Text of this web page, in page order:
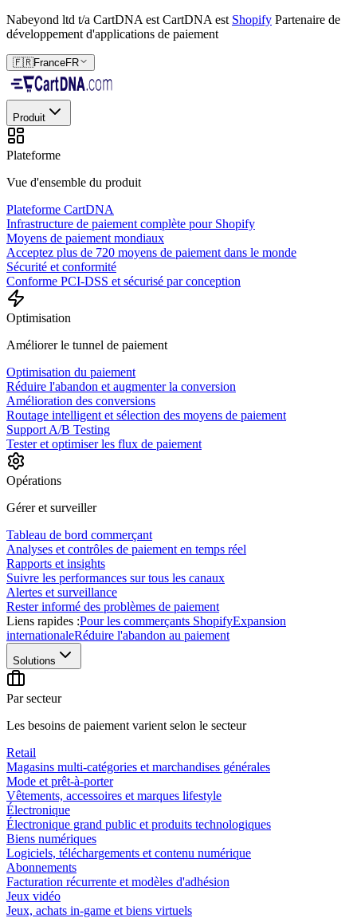
Nabeyond ltd t/a CartDNA est CartDNA est Shopify Partenaire de
développement d'applications de paiement
🇫🇷FranceFR
Produit
Plateforme
Vue d'ensemble du produit
Plateforme CartDNA
Infrastructure de paiement complète pour Shopify
Moyens de paiement mondiaux
Acceptez plus de 720 moyens de paiement dans le monde
Sécurité et conformité
Conforme PCI-DSS et sécurisé par conception
Optimisation
Améliorer le tunnel de paiement
Optimisation du paiement
Réduire l'abandon et augmenter la conversion
Amélioration des conversions
Routage intelligent et sélection des moyens de paiement
Support A/B Testing
Tester et optimiser les flux de paiement
Opérations
Gérer et surveiller
Tableau de bord commerçant
Analyses et contrôles de paiement en temps réel
Rapports et insights
Suivre les performances sur tous les canaux
Alertes et surveillance
Rester informé des problèmes de paiement
Liens rapides :Pour les commerçants ShopifyExpansion
internationaleRéduire l'abandon au paiement
Solutions
Par secteur
Les besoins de paiement varient selon le secteur
Retail
Magasins multi-catégories et marchandises générales
Mode et prêt-à-porter
Vêtements, accessoires et marques lifestyle
Électronique
Électronique grand public et produits technologiques
Biens numériques
Logiciels, téléchargements et contenu numérique
Abonnements
Facturation récurrente et modèles d'adhésion
Jeux vidéo
Jeux, achats in-game et biens virtuels